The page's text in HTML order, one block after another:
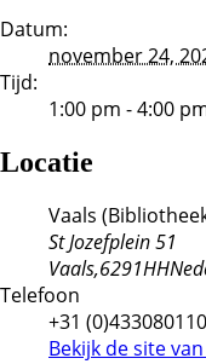
Datum:
november 24,
Tijd:
1:00 pm - 4:00
Locatie
Vaals
St Jozefplein 51
Vaals,6291HH
Telefoon
+31 (0)433080110
Bekijk de site